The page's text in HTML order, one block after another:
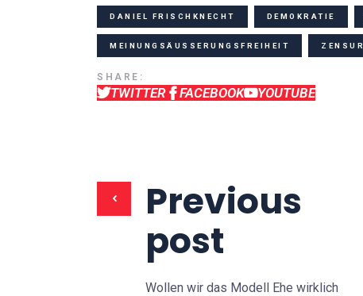
DANIEL FRISCHKNECHT DEMOKRATIE
MEINUNGSÄUSSERUNGSFREIHEIT ZENSUR
SHARE:
TWITTER FACEBOOK YOUTUBE
Previous
post
Wollen wir das Modell Ehe wirklich